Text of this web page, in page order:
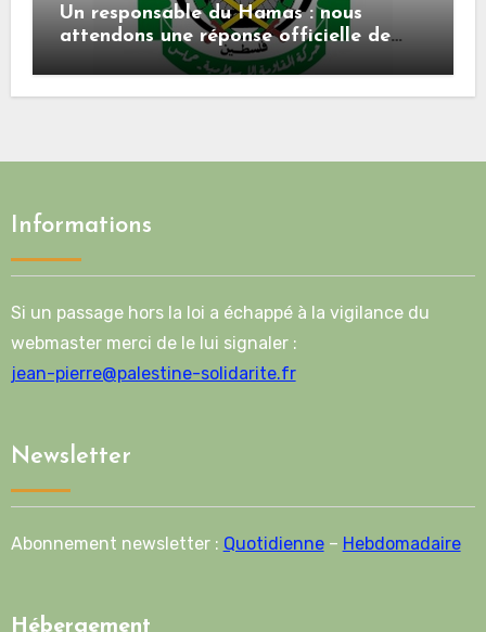
Un responsable du Hamas : nous
attendons une réponse officielle de
Mladenov concernant la feuille de
route de la deuxième phase de l’accord
Informations
Si un passage hors la loi a échappé à la vigilance du
webmaster merci de le lui signaler :
jean-pierre@palestine-solidarite.fr
Newsletter
Abonnement newsletter : Quotidienne– Hebdomadaire
Hébergement